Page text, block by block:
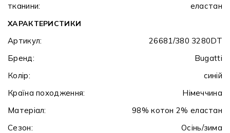
тканини:
еластан
ХАРАКТЕРИСТИКИ
Артикул:
26681/380 3280DT
Бренд:
Bugatti
Колір:
синій
Країна походження:
Німеччина
Матеріал:
98% котон 2% еластан
Сезон:
Осінь/зима